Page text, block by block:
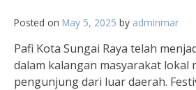
Posted on May 5, 2025 by adminmar
Pafi Kota Sungai Raya telah
dalam kalangan masyarakat lokal
pengunjung dari luar daerah.